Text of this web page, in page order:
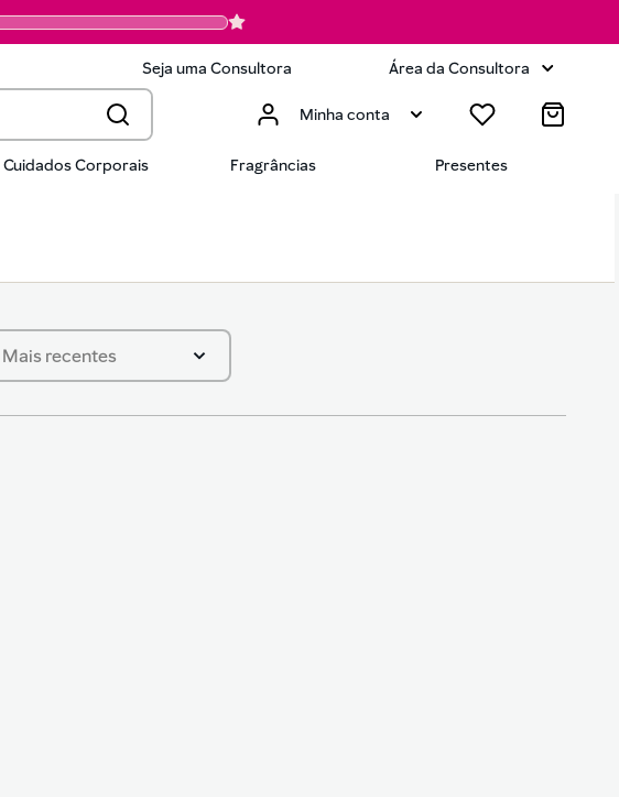
Seja uma Consultora Área da Consultora
Minha conta
Cuidados Corporais Fragrâncias Presentes
Mais recentes